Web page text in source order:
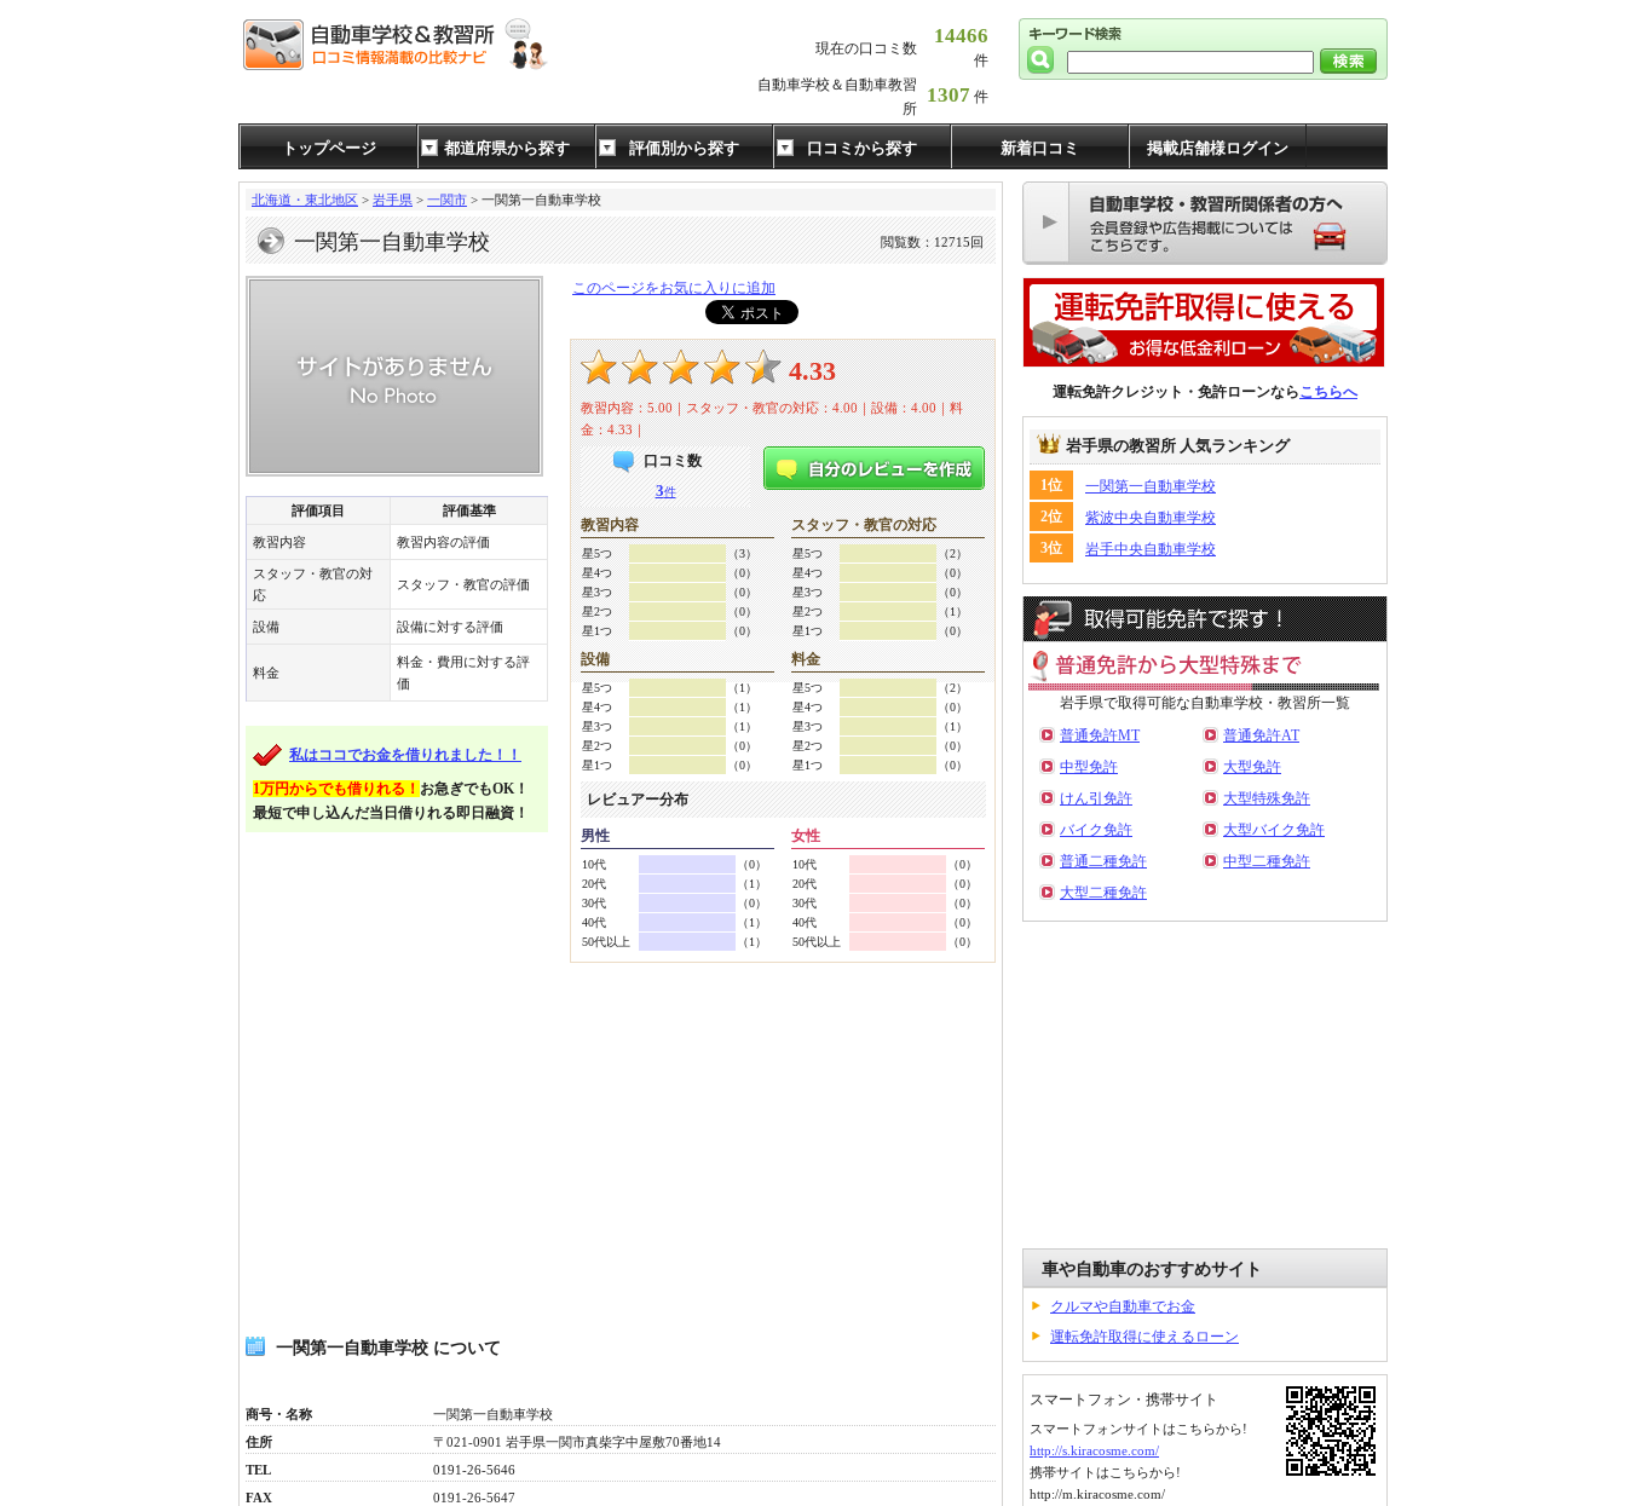
現在の口コミ数
14466
件
自動車学校＆自動車教習
所
1307 件
トップページ 都道府県から探す 評価別から探す 口コミから探す 新着口コミ 掲載店舗様ログイン
北海道・東北地区 > 岩手県 > 一関市 > 一関第一自動車学校
一関第一自動車学校 閲覧数：12715回
評価項目 評価基準
教習内容 教習内容の評価
スタッフ・教官の対
応
スタッフ・教官の評価
設備 設備に対する評価
料金
料金・費用に対する評
価
私はココでお金を借りれました！！
1万円からでも借りれる！ お急ぎでもOK！
最短で申し込んだ当日借りれる即日融資！
このページをお気に入りに追加
4.33
教習内容：5.00｜スタッフ・教官の対応：4.00｜設備：4.00｜料
金：4.33｜
口コミ数
3件
教習内容
星5つ
（3）
星4つ
（0）
星3つ
（0）
星2つ
（0）
星1つ
（0）
スタッフ・教官の対応
星5つ
（2）
星4つ
（0）
星3つ
（0）
星2つ
（1）
星1つ
（0）
設備
星5つ
（1）
星4つ
（1）
星3つ
（1）
星2つ
（0）
星1つ
（0）
料金
星5つ
（2）
星4つ
（0）
星3つ
（1）
星2つ
（0）
星1つ
（0）
レビュアー分布
男性
10代
（0）
20代
（1）
30代
（0）
40代
（1）
50代以上
（1）
女性
10代
（0）
20代
（0）
30代
（0）
40代
（0）
50代以上
（0）
一関第一自動車学校 について
商号・名称
一関第一自動車学校
住所
〒021-0901 岩手県一関市真柴字中屋敷70番地14
TEL
0191-26-5646
FAX
0191-26-5647
運転免許クレジット・免許ローンならこちらへ
岩手県の教習所 人気ランキング
1位
一関第一自動車学校
2位
紫波中央自動車学校
3位
岩手中央自動車学校
岩手県で取得可能な自動車学校・教習所一覧
普通免許MT
普通免許AT
中型免許
大型免許
けん引免許
大型特殊免許
バイク免許
大型バイク免許
普通二種免許
中型二種免許
大型二種免許
車や自動車のおすすめサイト
クルマや自動車でお金
運転免許取得に使えるローン
スマートフォン・携帯サイト
スマートフォンサイトはこちらから!
http://s.kiracosme.com/
携帯サイトはこちらから!
http://m.kiracosme.com/